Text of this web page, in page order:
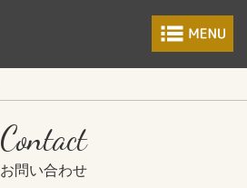
食品包装容器と
Contact
お問い合わせ